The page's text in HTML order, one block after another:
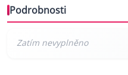
Podrobnosti